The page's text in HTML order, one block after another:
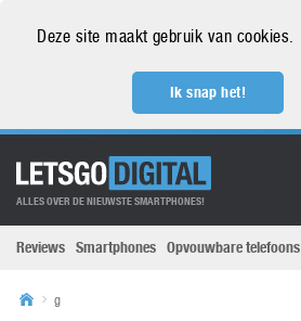
Deze site maakt gebruik van cookies.
Ik snap het!
ALLES OVER DE NIEUWSTE SMARTPHONES!
Reviews Smartphones Opvouwbare telefoons
g